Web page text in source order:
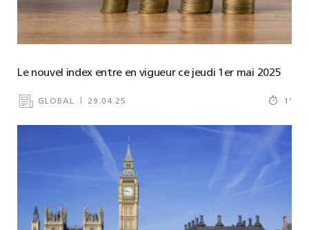
Le nouvel index entre en vigueur ce jeudi 1er mai 2025
GLOBAL 29.04.25 1’